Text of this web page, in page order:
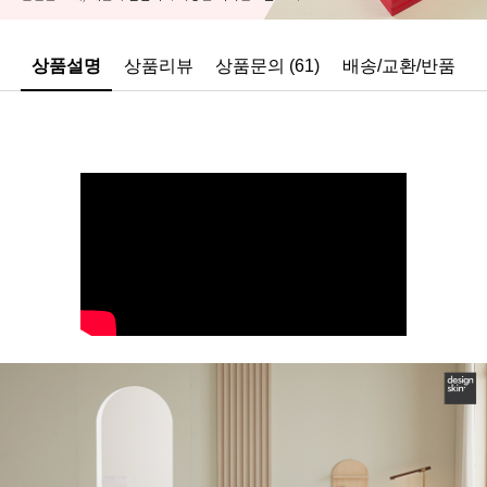
상품설명 상품리뷰 상품문의 (61) 배송/교환/반품